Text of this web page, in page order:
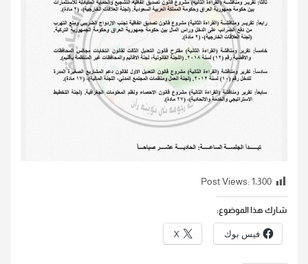
Post Views: 1٬300
شارك هذا الموضوع:
فيس بوك X